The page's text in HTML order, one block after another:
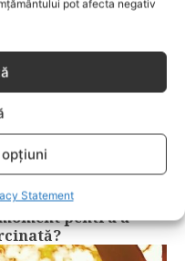
pot afecta negativ
Statement
pentru a